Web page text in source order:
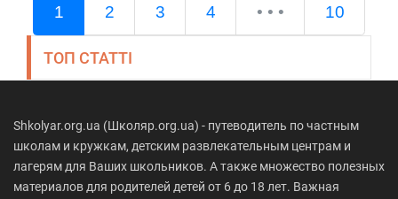
1 2 3 4 • • • 10
ТОП СТАТТІ
Shkolyar.org.ua (Школяр.org.ua) - путеводитель по частным
школам и кружкам, детским развлекательным центрам и
лагерям для Ваших школьников. А также множество полезных
материалов для родителей детей от 6 до 18 лет. Важная